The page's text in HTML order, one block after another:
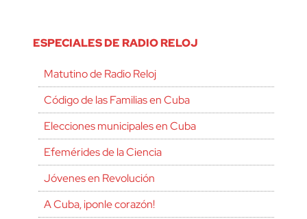
ESPECIALES DE RADIO RELOJ
Matutino de Radio Reloj
Código de las Familias en Cuba
Elecciones municipales en Cuba
Efemérides de la Ciencia
Jóvenes en Revolución
A Cuba, ¡ponle corazón!